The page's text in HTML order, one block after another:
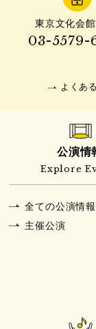
東京文化会館
03-5579-
よくあ
公演情
Explore
全ての公演情報
主催公演